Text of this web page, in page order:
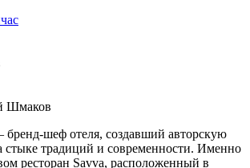
Шмаков
шеф отеля, создавший авторскую
традиций и современности. Именно
ресторан Savva, расположенный в